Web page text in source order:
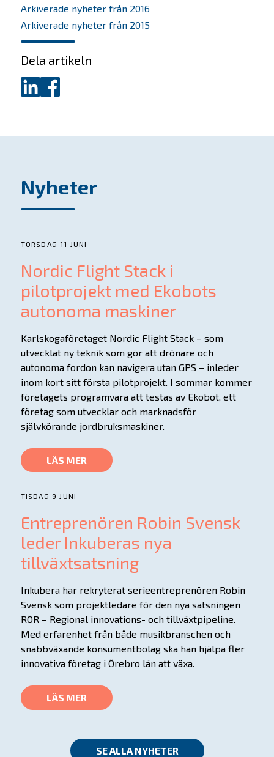
In English
Arkiverade nyheter från 2016
Arkiverade nyheter från 2015
Dela artikeln
Dela
på
Dela
på
Nyheter
SE ALLA NYHETER
TORSDAG 11 JUNI
Nordic Flight Stack i
pilotprojekt med Ekobots
autonoma maskiner
Karlskogaföretaget Nordic Flight Stack – som
utvecklat ny teknik som gör att drönare och
autonoma fordon kan navigera utan GPS – inleder
inom kort sitt första pilotprojekt. I sommar kommer
företagets programvara att testas av Ekobot, ett
företag som utvecklar och marknadsför
självkörande jordbruksmaskiner.
LÄS MER
TISDAG 9 JUNI
Entreprenören Robin Svensk
leder Inkuberas nya
tillväxtsatsning
Inkubera har rekryterat serieentreprenören Robin
Svensk som projektledare för den nya satsningen
RÖR – Regional innovations- och tillväxtpipeline.
Med erfarenhet från både musikbranschen och
snabbväxande konsumentbolag ska han hjälpa fler
innovativa företag i Örebro län att växa.
LÄS MER